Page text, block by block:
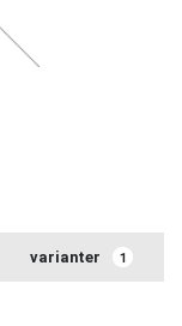
varianter 1